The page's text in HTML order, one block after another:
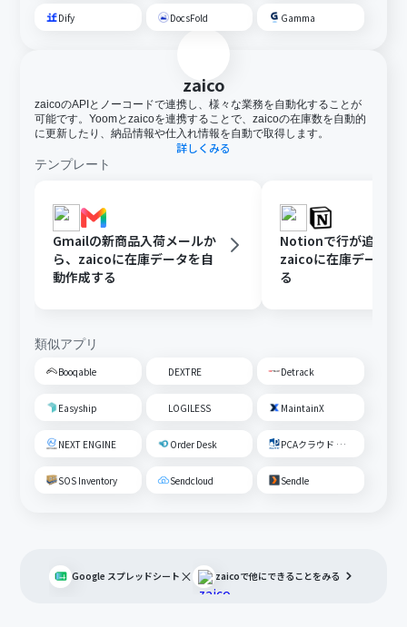
Dify DocsFold Gamma
zaico
zaicoのAPIとノーコードで連携し、様々な業務を自動化することが
可能です。Yoomとzaicoを連携することで、zaicoの在庫数を自動的
に更新したり、納品情報や仕入れ情報を自動で取得します。
詳しくみる
テンプレート
Gmailの新商品入荷メールか
ら、zaicoに在庫データを自
動作成する
Notionで行が追加さ
zaicoに在庫データを
る
類似アプリ
Booqable DEXTRE Detrack
Easyship LOGILESS MaintainX
NEXT ENGINE Order Desk PCAクラウド 商魂･商管
SOS Inventory Sendcloud Sendle
Google スプレッドシート × zaicoで他にできることをみる